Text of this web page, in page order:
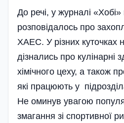
До речі, у журналі
розповідалось про
ХАЕС. У різних куточках
дізнались про кулінарні
хімічного цеху, а також
які працюють у
Не оминув увагою
змагання зі спортивної